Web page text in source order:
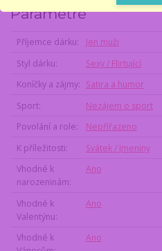
Parametre
Příjemce dárku
Jen muži
Styl dárku
Sexy / Flirtující
Koníčky a zájmy
Satira a humor
Sport
Nezájem o sport
Povolání a role
Nepřířazeno
K příležitosti
Svátek / Jmeniny
Vhodné k
narozeninám
Ano
Vhodné k
Valentýnu
Ano
Vhodné k
Ano